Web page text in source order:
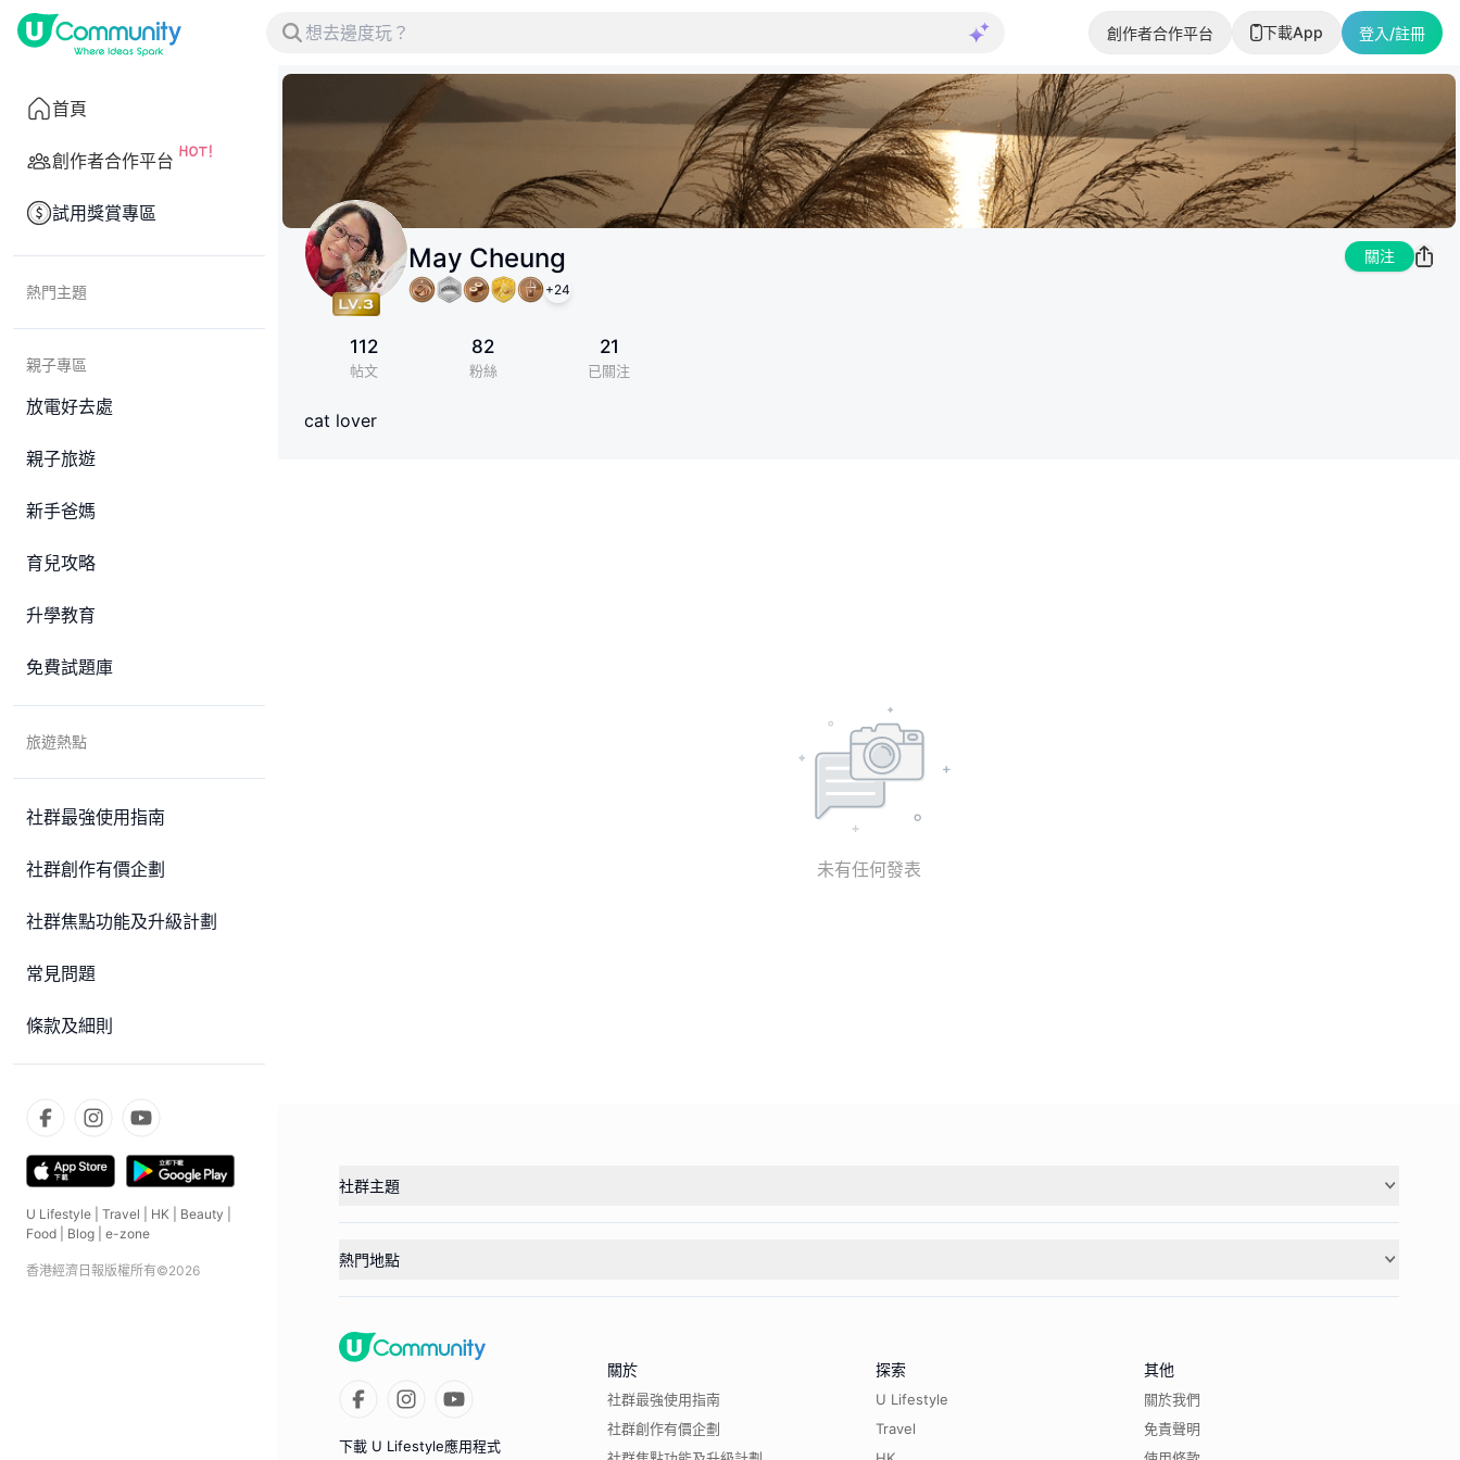
創作者合作平台 下載App 登入/註冊
首頁
創作者合作平台
試用獎賞專區
熱門主題
親子專區
放電好去處
親子旅遊
新手爸媽
育兒攻略
升學教育
免費試題庫
旅遊熱點
社群最強使用指南
社群創作有價企劃
社群焦點功能及升級計劃
常見問題
條款及細則
U Lifestyle Travel HK Beauty
Food
Blog e-zone
香港經濟日報版權所有©2026
May Cheung
+24
關注
112
帖文
82
粉絲
21
已關注
cat lover
未有任何發表
社群主題
熱門地點
下載 U Lifestyle應用程式
關於
社群最強使用指南
社群創作有價企劃
探索
U Lifestyle
Travel
其他
關於我們
免責聲明